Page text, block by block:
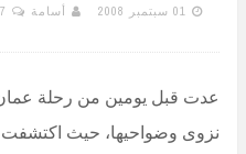
01 سبتمبر 2008 أسامة
عدت قبل يومين من رحلة
نزوى وضواحيها، حيث اكتشفت